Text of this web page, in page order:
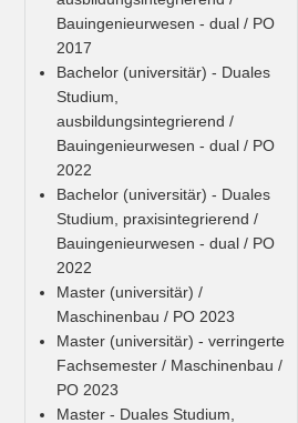
Bauingenieurwesen - dual / PO
2017
Bachelor (universitär) - Duales
Studium,
ausbildungsintegrierend /
Bauingenieurwesen - dual / PO
2022
Bachelor (universitär) - Duales
Studium, praxisintegrierend /
Bauingenieurwesen - dual / PO
2022
Master (universitär) /
Maschinenbau / PO 2023
Master (universitär) - verringerte
Fachsemester / Maschinenbau /
PO 2023
Master - Duales Studium,